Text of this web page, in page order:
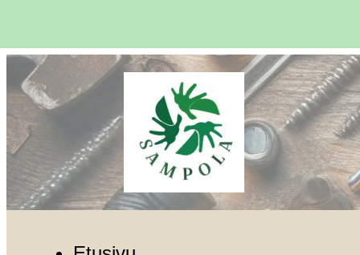
Siirry
sisältöön